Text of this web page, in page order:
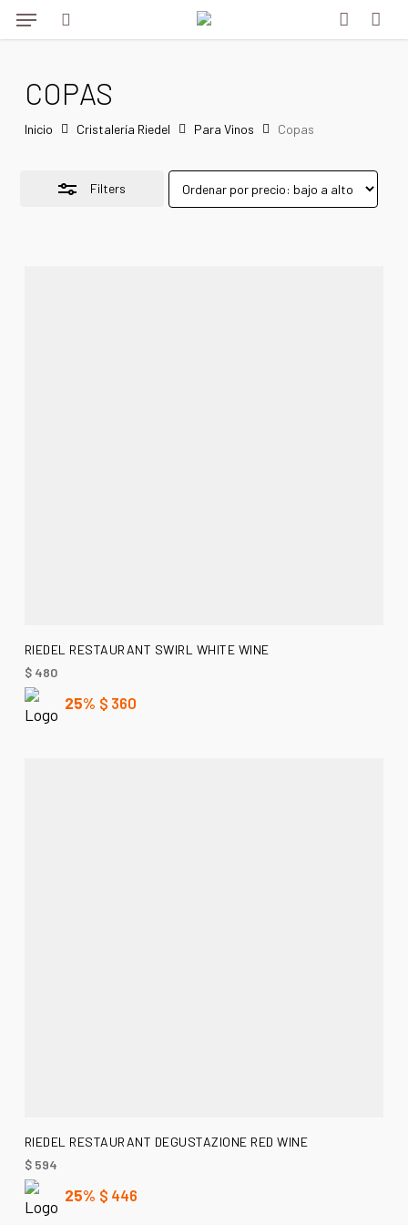
Skip
to
content
search account
Menu
COPAS
Inicio Cristalería Riedel Para Vinos Copas
Filters
Close
AÑADIR AL CARRITO
RIEDEL RESTAURANT SWIRL WHITE WINE
$480
25% $ 360
AÑADIR AL CARRITO
RIEDEL RESTAURANT DEGUSTAZIONE RED WINE
$594
25% $ 446